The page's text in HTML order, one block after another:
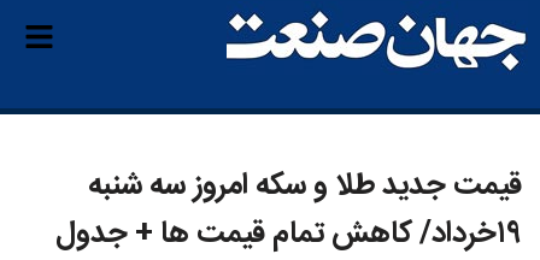
قیمت جدید طلا و سکه امروز سه شنبه
۱۹خرداد/ کاهش تمام قیمت ها + جدول